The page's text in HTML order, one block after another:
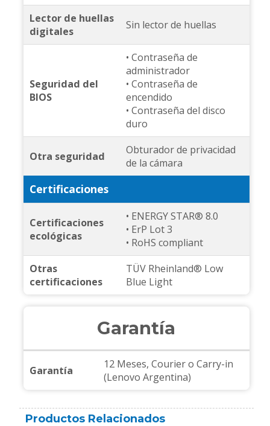
Lector de huellas
digitales
Sin lector de huellas
Seguridad del
BIOS
• Contraseña de
administrador
• Contraseña de
encendido
• Contraseña del disco
duro
Otra seguridad
Obturador de privacidad
de la cámara
Certificaciones
Certificaciones
ecológicas
• ENERGY STAR® 8.0
• ErP Lot 3
• RoHS compliant
Otras
certificaciones
TÜV Rheinland® Low
Blue Light
Garantía
Garantía
12 Meses, Courier o Carry-in
(Lenovo Argentina)
Productos Relacionados